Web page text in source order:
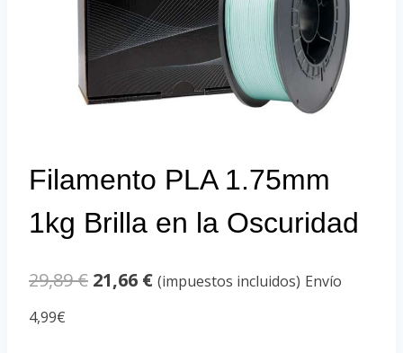
Filamento PLA 1.75mm
1kg Brilla en la Oscuridad
29,89€ El
21,66 €El(impuestos incluidos) Envío
4,99€